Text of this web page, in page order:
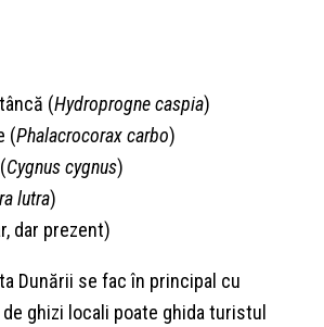
(Hydroprogne caspia)
(Phalacrocorax carbo)
Cygnus cygnus)
lutra)
dar prezent)
Dunării se fac în principal cu
de ghizi locali poate ghida turistul